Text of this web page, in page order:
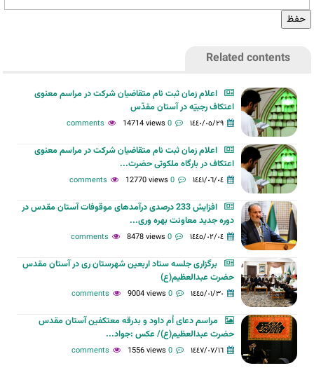
Related contents
اعلام زمان ثبت نام متقاضیان شرکت در مراسم معنوی
اعتکاف رجبیّه در آستان مقدّس
١٤٤٠/٠٥/٢٩ 0 comments
14714 views
اعلام زمان ثبت نام متقاضیان شرکت در مراسم معنوی
اعتکاف در بارگاه ملکوتی حضرت...
١٤٤١/٠٦/٠٤ 0 comments
12770 views
افزایش 233 درصدی درآمدهای موقوفات آستان مقدس در
دوره جدید معاونت بهره وری...
١٤٤٥/٠٢/٠٤ 0 comments
8478 views
برگزاری جلسه ستاد اربعین شهرستان ری در آستان مقدس
حضرت عبدالعظیم(ع)
١٤٤٥/٠١/٣٠ 0 comments
9004 views
مراسم دعای اُم داود و بدرقه معتکفین آستان مقدس
حضرت عبدالعظیم(ع)/ عکس :جواد...
١٤٤٧/٠٧/١٦ 0 comments
1556 views